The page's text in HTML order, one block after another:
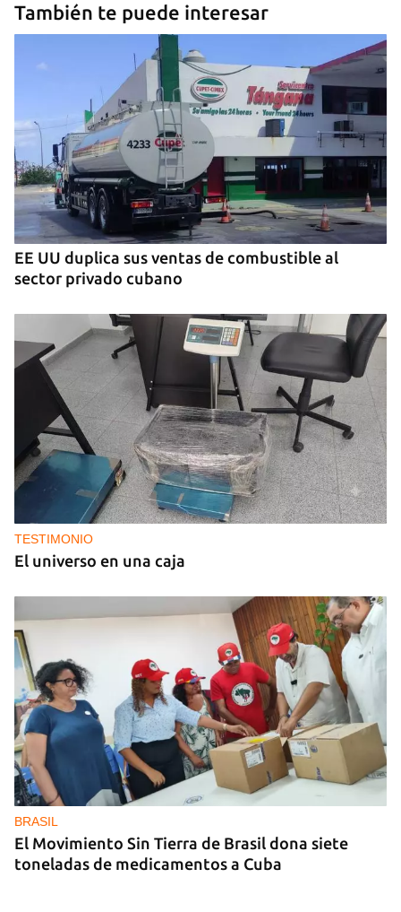
También te puede interesar
EE UU duplica sus ventas de combustible al
sector privado cubano
TESTIMONIO
El universo en una caja
BRASIL
El Movimiento Sin Tierra de Brasil dona siete
toneladas de medicamentos a Cuba